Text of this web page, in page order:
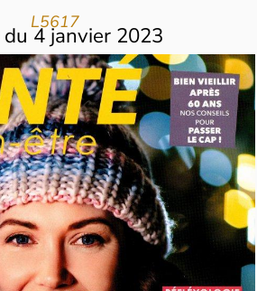
L5617
du4 janvier 2023